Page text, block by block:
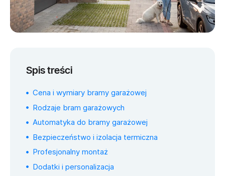
Spis treści
Cena i wymiary bramy garażowej
Rodzaje bram garażowych
Automatyka do bramy garażowej
Bezpieczeństwo i izolacja termiczna
Profesjonalny montaż
Dodatki i personalizacja